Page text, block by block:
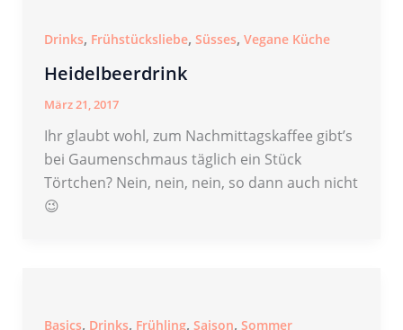
Drinks, Frühstücksliebe, Süsses, Vegane Küche
Heidelbeerdrink
März 21, 2017
Ihr glaubt wohl, zum Nachmittagskaffee gibt’s
bei Gaumenschmaus täglich ein Stück
Törtchen? Nein, nein, nein, so dann auch nicht
😉
Basics, Drinks, Frühling, Saison, Sommer